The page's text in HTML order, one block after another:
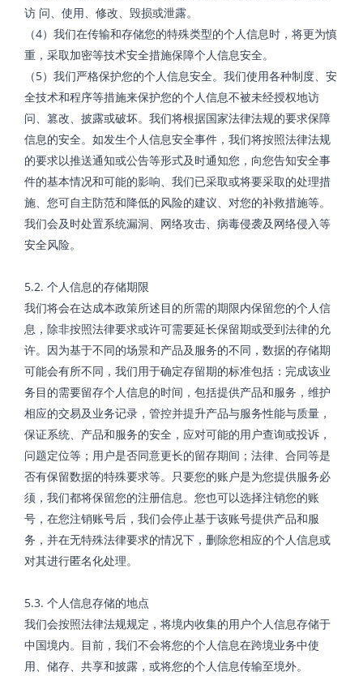
访 问、使用、修改、毁损或泄露。
（4）我们在传输和存储您的特殊类型的个人信息时，将更为慎
重，采取加密等技术安全措施保障个人信息安全。
（5）我们严格保护您的个人信息安全。我们使用各种制度、安
全技术和程序等措施来保护您的个人信息不被未经授权地访
问、篡改、披露或破坏。我们将根据国家法律法规的要求保障
信息的安全。如发生个人信息安全事件，我们将按照法律法规
的要求以推送通知或公告等形式及时通知您，向您告知安全事
件的基本情况和可能的影响、我们已采取或将要采取的处理措
施、您可自主防范和降低的风险的建议、对您的补救措施等。
我们会及时处置系统漏洞、网络攻击、病毒侵袭及网络侵入等
安全风险。
5.2. 个人信息的存储期限
我们将会在达成本政策所述目的所需的期限内保留您的个人信
息，除非按照法律要求或许可需要延长保留期或受到法律的允
许。因为基于不同的场景和产品及服务的不同，数据的存储期
可能会有所不同，我们用于确定存留期的标准包括：完成该业
务目的需要留存个人信息的时间，包括提供产品和服务，维护
相应的交易及业务记录，管控并提升产品与服务性能与质量，
保证系统、产品和服务的安全，应对可能的用户查询或投诉，
问题定位等；用户是否同意更长的留存期间；法律、合同等是
否有保留数据的特殊要求等。只要您的账户是为您提供服务必
须，我们都将保留您的注册信息。您也可以选择注销您的账
号，在您注销账号后，我们会停止基于该账号提供产品和服
务，并在无特殊法律要求的情况下，删除您相应的个人信息或
对其进行匿名化处理。
5.3. 个人信息存储的地点
我们会按照法律法规规定，将境内收集的用户个人信息存储于
中国境内。目前，我们不会将您的个人信息在跨境业务中使
用、储存、共享和披露，或将您的个人信息传输至境外。